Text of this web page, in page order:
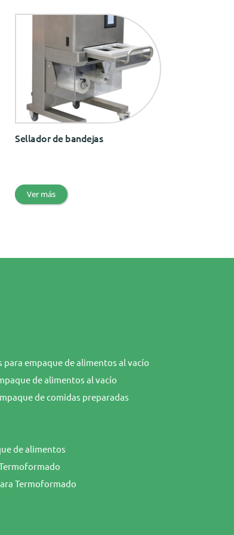
Sellador de bandejas
Ver más
empaque de alimentos al vacío
de alimentos al vacío
de comidas preparadas
de alimentos
Termoformado